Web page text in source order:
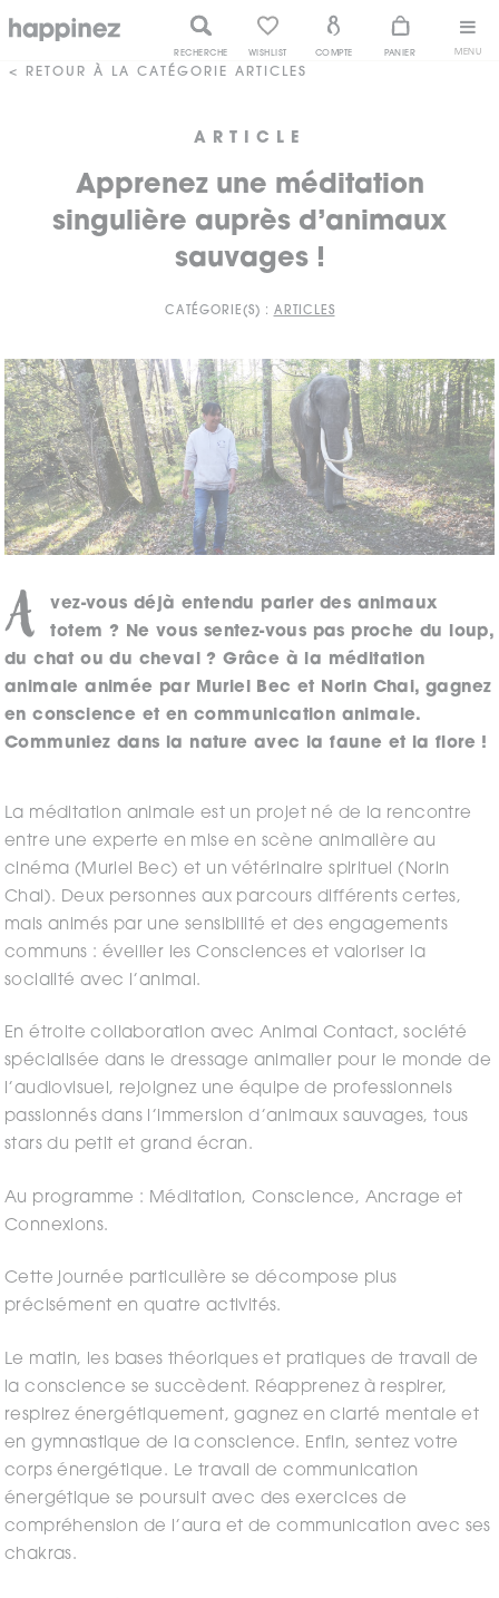
MENU
RECHERCHE WISHLIST COMPTE PANIER
< RETOUR À LA CATÉGORIE ARTICLES
ARTICLE
Apprenez une méditation
singulière auprès d’animaux
sauvages !
CATÉGORIE(S) : ARTICLES
A
vez-vous déjà entendu parler des animaux
totem ? Ne vous sentez-vous pas proche du loup,
du chat ou du cheval ? Grâce à la méditation
animale animée par Muriel Bec et Norin Chai, gagnez
en conscience et en communication animale.
Communiez dans la nature avec la faune et la flore !
La méditation animale est un projet né de la rencontre
entre une experte en mise en scène animalière au
cinéma (Muriel Bec) et un vétérinaire spirituel (Norin
Chai). Deux personnes aux parcours différents certes,
mais animés par une sensibilité et des engagements
communs : éveiller les Consciences et valoriser la
socialité avec l’animal.
En étroite collaboration avec Animal Contact, société
spécialisée dans le dressage animalier pour le monde de
l’audiovisuel, rejoignez une équipe de professionnels
passionnés dans l’immersion d’animaux sauvages, tous
stars du petit et grand écran.
Au programme : Méditation, Conscience, Ancrage et
Connexions.
Cette journée particulière se décompose plus
précisément en quatre activités.
Le matin, les bases théoriques et pratiques de travail de
la conscience se succèdent. Réapprenez à respirer,
respirez énergétiquement, gagnez en clarté mentale et
en gymnastique de la conscience. Enfin, sentez votre
corps énergétique. Le travail de communication
énergétique se poursuit avec des exercices de
compréhension de l’aura et de communication avec ses
chakras.